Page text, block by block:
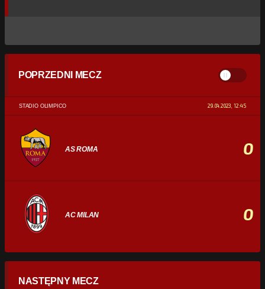
POPRZEDNI MECZ
STADIO OLIMPICO 29.04.2023, 12:45
AS ROMA 0
AC MILAN 0
STATYSTYKI
NASTĘPNY MECZ